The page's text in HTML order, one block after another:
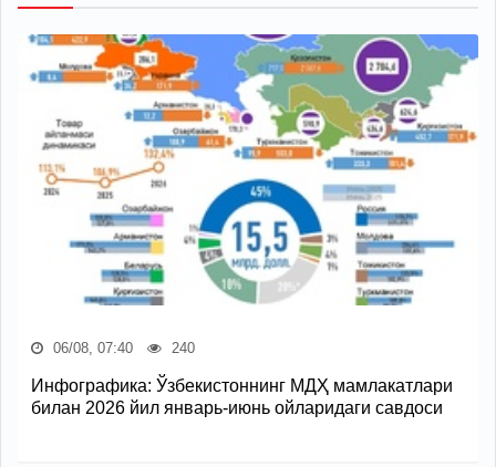
06/08, 07:40 240
Инфографика: Ўзбекистоннинг МДҲ мамлакатлари
билан 2026 йил январь-июнь ойларидаги савдоси